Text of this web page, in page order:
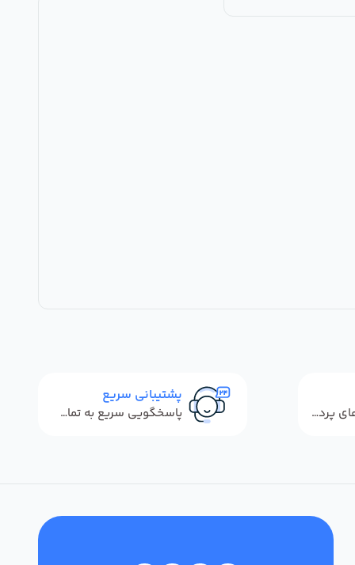
استفاده از روش‌های پرداخت امن
پشتیبانی سریع
پاسخگویی سریع به تماس‌ها و پیام‌ها